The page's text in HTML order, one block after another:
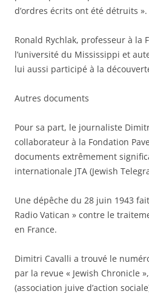
d’ordres écrits ont été détruits ».
Ronald Rychlak, professeur à la
l’université du Mississippi et
lui aussi participé à la
Autres documents
Pour sa part, le journaliste
collaborateur à la Fondation
documents extrêmement
internationale JTA (Jewish
Une dépêche du 28 juin 1943
Radio Vatican » contre le
en France.
Dimitri Cavalli a trouvé le
par la revue « Jewish Chronicle »,
(association juive d’action